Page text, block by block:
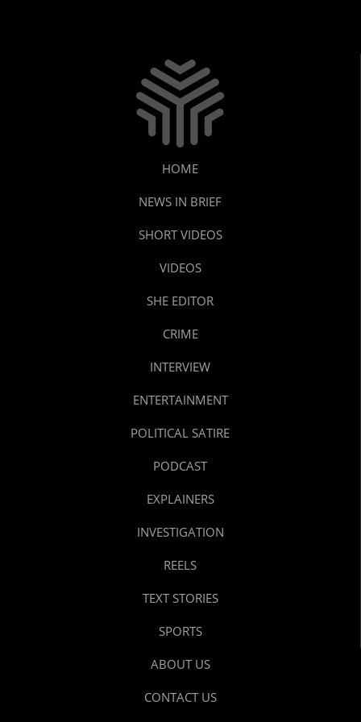
HOME
NEWS IN BRIEF
SHORT VIDEOS
VIDEOS
SHE EDITOR
CRIME
INTERVIEW
ENTERTAINMENT
POLITICAL SATIRE
PODCAST
EXPLAINERS
INVESTIGATION
REELS
TEXT STORIES
SPORTS
ABOUT US
CONTACT US